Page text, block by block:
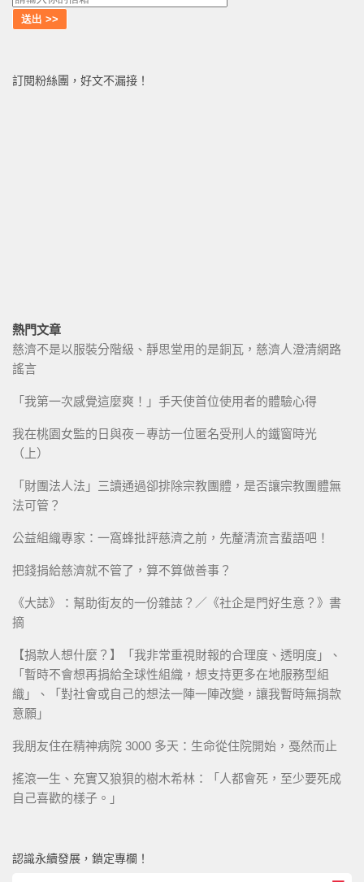
訂閱粉絲團，好文不漏接！
熱門文章
慈濟不是以服裝分階級、靜思堂用的是銅瓦，慈濟人澄清網路
謠言
「我第一次感覺這麼爽！」手天使首位使用者的體驗心得
我在桃園女監的日與夜－專訪一位匿名受刑人的鐵窗時光
（上）
「財團法人法」三讀通過卻排除宗教團體，是否讓宗教團體無
法可管？
公益組織專家：一窩蜂批評慈濟之前，先釐清流言蜚語吧！
把錢捐給慈濟就不管了，算不算做善事？
《大誌》：幫助街友的一份雜誌？／《社企是門好生意？》書
摘
【捐款人想什麼？】「我非常重視財報的合理度、透明度」、
「暫時不會想再捐給全球性組織，想支持更多在地服務型組
織」、「對社會或自己的想法一陣一陣改變，讓我暫時無捐款
意願」
我朋友住在精神病院 3000 多天：生命從住院開始，戞然而止
搖滾一生、充實又狼狽的樹木希林：「人都會死，至少要死成
自己喜歡的樣子。」
認識永續發展，鎖定專欄！